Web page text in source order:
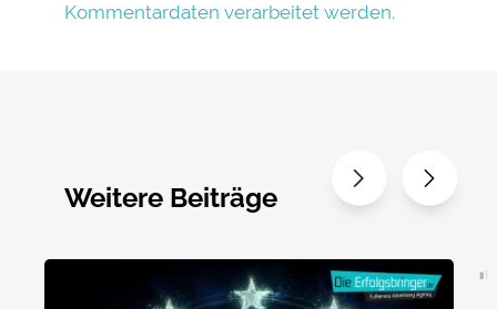
Kommentardaten verarbeitet werden.
Weitere Beiträge